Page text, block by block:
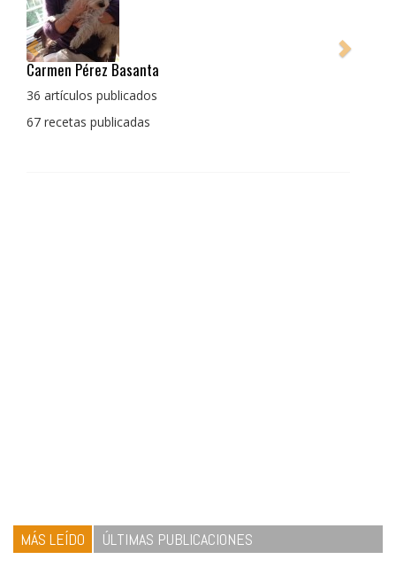
Pedro Manuel Collado Cruz
La cocina para mi es producto bien tratado sin
con un toque diferente